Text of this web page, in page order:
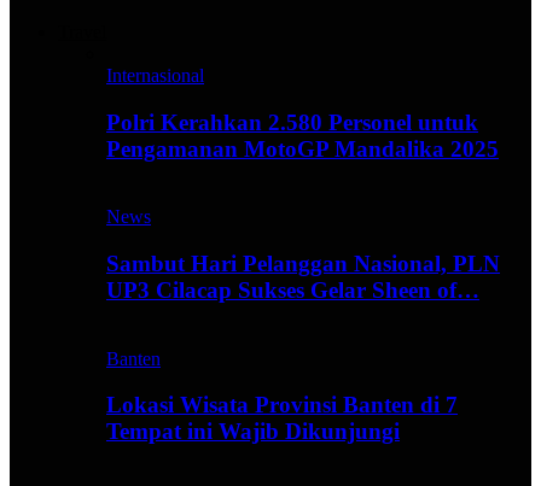
Internasional
Polri Kerahkan 2.580 Personel untuk
Pengamanan MotoGP Mandalika 2025
News
Sambut Hari Pelanggan Nasional, PLN
UP3 Cilacap Sukses Gelar Sheen of…
Banten
Lokasi Wisata Provinsi Banten di 7
Tempat ini Wajib Dikunjungi